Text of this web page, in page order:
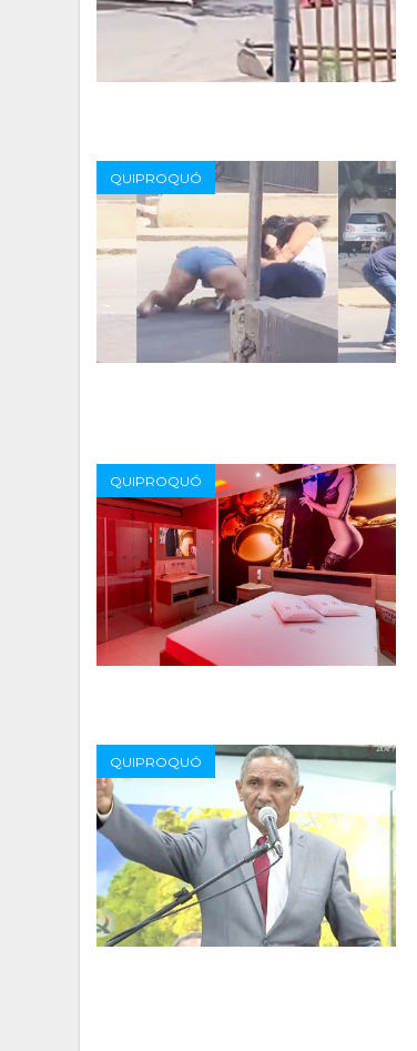
QUIPROQUÓ
QUIPROQUÓ
QUIPROQUÓ